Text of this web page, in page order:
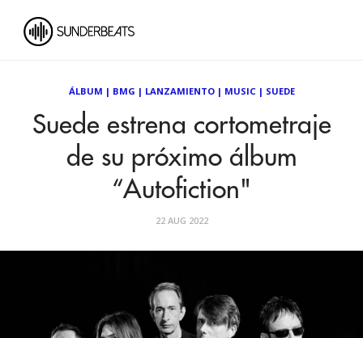
ÁLBUM | BMG | LANZAMIENTO| MUSIC| SUEDE
Suede estrena cortometraje
de su próximo álbum
“Autofiction"
22 AUG 2022